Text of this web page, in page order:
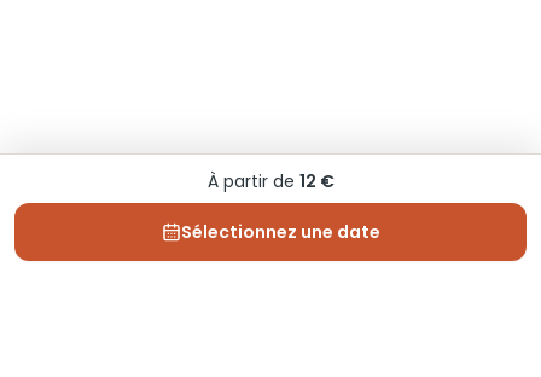
À partir de 12 €
Sélectionnez une date